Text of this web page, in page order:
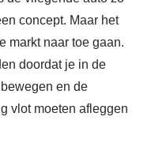
concept. Maar het
markt naar toe gaan.
doordat je in de
en de
vlot moeten afleggen